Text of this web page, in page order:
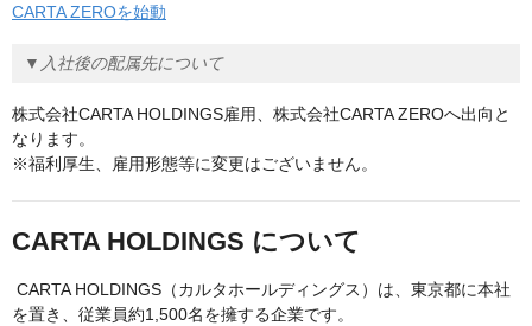
CARTA ZEROを始動
▼入社後の配属先について
株式会社CARTA HOLDINGS雇用、株式会社CARTA ZEROへ出向と
なります。
※福利厚生、雇用形態等に変更はございません。
CARTA HOLDINGS について
CARTA HOLDINGS（カルタホールディングス）は、東京都に本社
を置き、従業員約1,500名を擁する企業です。